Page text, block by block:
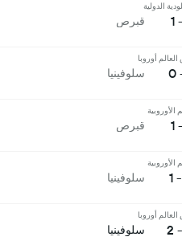
الدولية
قبرص
أوروبا
سلوفينيا
الأوروبية
قبرص
الأوروبية
سلوفينيا
أوروبا
سلوفينيا